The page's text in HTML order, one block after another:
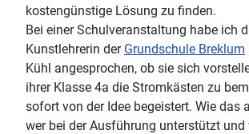
kostengünstige Lösung zu finden.
Bei einer Schulveranstaltung habe ich
Kunstlehrerin der Grundschule Breklum
Kühl angesprochen, ob sie sich
ihrer Klasse 4a die Stromkästen zu
sofort von der Idee begeistert. Wie das
wer bei der Ausführung unterstützt